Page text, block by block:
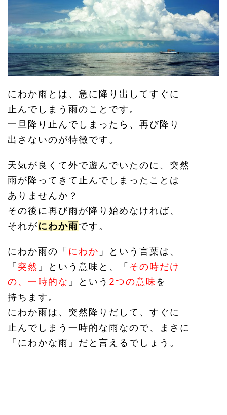
にわか雨とは、急に降り出してすぐに
止んでしまう雨のことです。
一旦降り止んでしまったら、再び降り
出さないのが特徴です。
天気が良くて外で遊んでいたのに、突然
雨が降ってきて止んでしまったことは
ありませんか？
その後に再び雨が降り始めなければ、
それがにわか雨です。
にわか雨の「にわか 」という言葉は、
「突然 」という意味と、「その時だけ
の、一時的な 」という 2つの意味 を
持ちます。
にわか雨は、突然降りだして、すぐに
止んでしまう一時的な雨なので、まさに
「にわかな雨」だと言えるでしょう。